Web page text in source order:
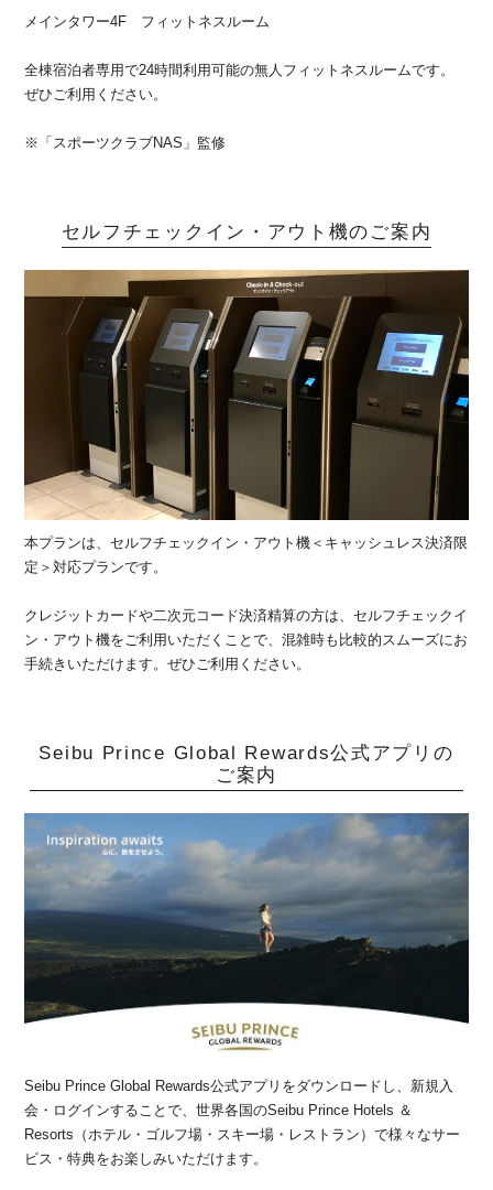
メインタワー4F フィットネスルーム
全棟宿泊者専用で24時間利用可能の無人フィットネスルームです。
ぜひご利用ください。
※「スポーツクラブNAS」監修
セルフチェックイン・アウト機のご案内
本プランは、セルフチェックイン・アウト機＜キャッシュレス決済限
定＞対応プランです。
クレジットカードや二次元コード決済精算の方は、セルフチェックイ
ン・アウト機をご利用いただくことで、混雑時も比較的スムーズにお
手続きいただけます。ぜひご利用ください。
Seibu Prince Global Rewards公式アプリの
ご案内
Seibu Prince Global Rewards公式アプリをダウンロードし、新規入
会・ログインすることで、世界各国のSeibu Prince Hotels ＆
Resorts（ホテル・ゴルフ場・スキー場・レストラン）で様々なサー
ビス・特典をお楽しみいただけます。